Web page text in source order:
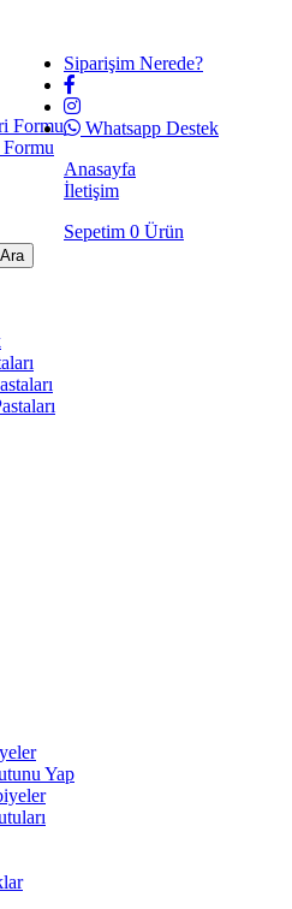
Formu
Siparişim Nerede?
Whatsapp Destek
Anasayfa
İletişim
Sepetim 0 Ürün
Yap